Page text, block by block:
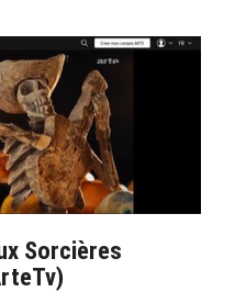
Sorcières